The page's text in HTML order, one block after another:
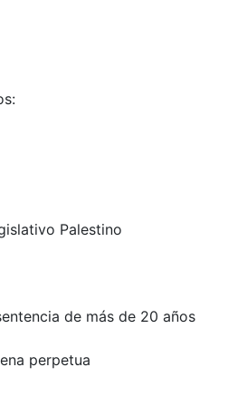
Palestino
de más de 20 años
perpetua